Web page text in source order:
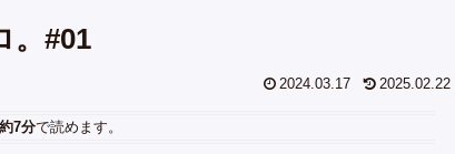
。#01
2024.03.17 2025.02.22
約7分で読めます。